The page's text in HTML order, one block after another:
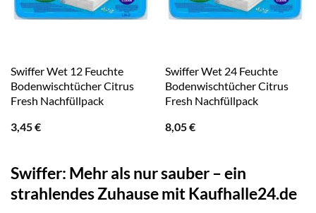
Swiffer Wet 12 Feuchte
Bodenwischtücher Citrus
Fresh Nachfüllpack
3,45€
Swiffer Wet 24 Feuchte
Bodenwischtücher Citrus
Fresh Nachfüllpack
8,05€
Swiffer: Mehr als nur sauber – ein
strahlendes Zuhause mit Kaufhalle24.de